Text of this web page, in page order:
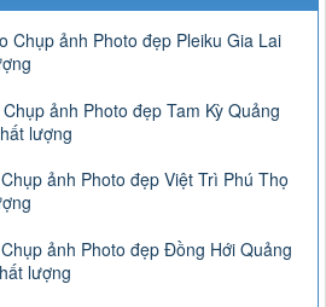
Chụp ảnh Photo đẹp Pleiku Gia Lai
ảnh Photo đẹp Tam Kỳ Quảng
lượng
ảnh Photo đẹp Việt Trì Phú Thọ
ảnh Photo đẹp Đồng Hới Quảng
lượng